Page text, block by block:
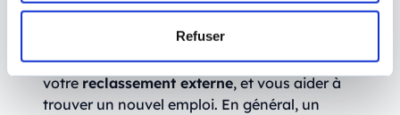
Refuser
proposer de suivre une formation pour accéder à
Un PSE doit prévoir des mesures pour faciliter
votrereclassement externe, et vous aider à
trouver un nouvel emploi. En général, un